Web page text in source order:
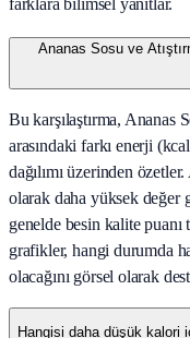
farklara bilimsel yanıtlar.
Ananas Sosu ve
Bu karşılaştırma, Ananas
arasındaki farkı enerji
dağılımı üzerinden
olarak daha yüksek değer
genelde besin kalite puanı
grafikler, hangi durumda
olacağını görsel olarak
Hangisi daha düşük kalori